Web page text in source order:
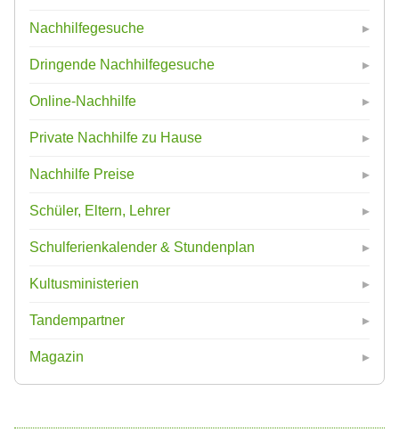
Nachhilfegesuche
Dringende Nachhilfegesuche
Online-Nachhilfe
Private Nachhilfe zu Hause
Nachhilfe Preise
Schüler, Eltern, Lehrer
Schulferienkalender & Stundenplan
Kultusministerien
Tandempartner
Magazin